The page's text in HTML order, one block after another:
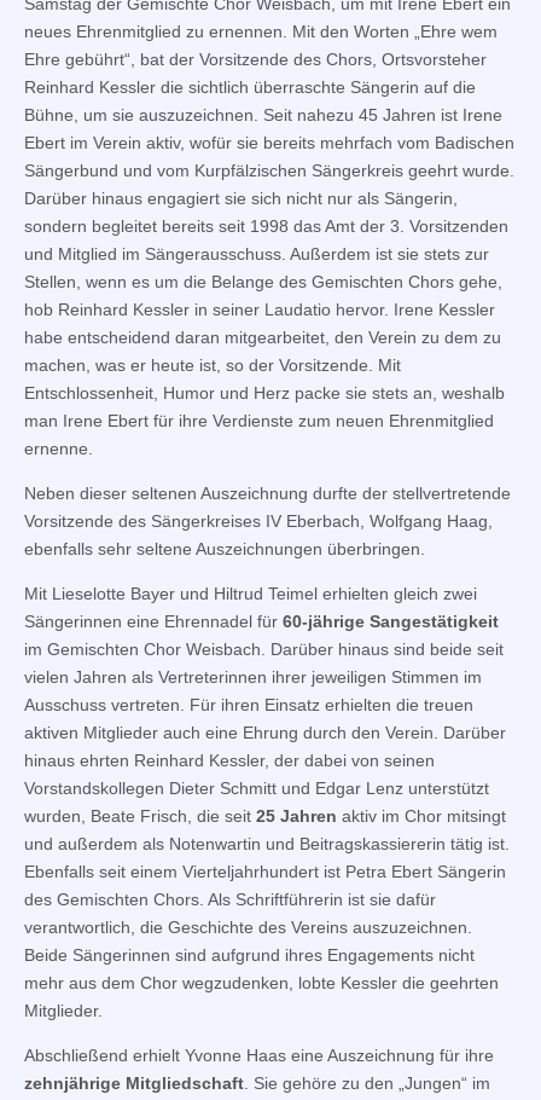
Samstag der Gemischte Chor Weisbach, um mit Irene Ebert ein
neues Ehrenmitglied zu ernennen. Mit den Worten „Ehre wem
Ehre gebührt“, bat der Vorsitzende des Chors, Ortsvorsteher
Reinhard Kessler die sichtlich überraschte Sängerin auf die
Bühne, um sie auszuzeichnen. Seit nahezu 45 Jahren ist Irene
Ebert im Verein aktiv, wofür sie bereits mehrfach vom Badischen
Sängerbund und vom Kurpfälzischen Sängerkreis geehrt wurde.
Darüber hinaus engagiert sie sich nicht nur als Sängerin,
sondern begleitet bereits seit 1998 das Amt der 3. Vorsitzenden
und Mitglied im Sängerausschuss. Außerdem ist sie stets zur
Stellen, wenn es um die Belange des Gemischten Chors gehe,
hob Reinhard Kessler in seiner Laudatio hervor. Irene Kessler
habe entscheidend daran mitgearbeitet, den Verein zu dem zu
machen, was er heute ist, so der Vorsitzende. Mit
Entschlossenheit, Humor und Herz packe sie stets an, weshalb
man Irene Ebert für ihre Verdienste zum neuen Ehrenmitglied
ernenne.
Neben dieser seltenen Auszeichnung durfte der stellvertretende
Vorsitzende des Sängerkreises IV Eberbach, Wolfgang Haag,
ebenfalls sehr seltene Auszeichnungen überbringen.
Mit Lieselotte Bayer und Hiltrud Teimel erhielten gleich zwei
Sängerinnen eine Ehrennadel für 60-jährige Sangestätigkeit
im Gemischten Chor Weisbach. Darüber hinaus sind beide seit
vielen Jahren als Vertreterinnen ihrer jeweiligen Stimmen im
Ausschuss vertreten. Für ihren Einsatz erhielten die treuen
aktiven Mitglieder auch eine Ehrung durch den Verein. Darüber
hinaus ehrten Reinhard Kessler, der dabei von seinen
Vorstandskollegen Dieter Schmitt und Edgar Lenz unterstützt
wurden, Beate Frisch, die seit 25 Jahren aktiv im Chor mitsingt
und außerdem als Notenwartin und Beitragskassiererin tätig ist.
Ebenfalls seit einem Vierteljahrhundert ist Petra Ebert Sängerin
des Gemischten Chors. Als Schriftführerin ist sie dafür
verantwortlich, die Geschichte des Vereins auszuzeichnen.
Beide Sängerinnen sind aufgrund ihres Engagements nicht
mehr aus dem Chor wegzudenken, lobte Kessler die geehrten
Mitglieder.
Abschließend erhielt Yvonne Haas eine Auszeichnung für ihre
zehnjährige Mitgliedschaft. Sie gehöre zu den „Jungen“ im